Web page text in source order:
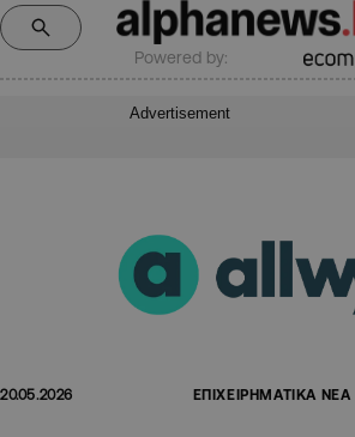
Powered by:
Advertisement
20.05.2026 ΕΠΙΧΕΙΡΗΜΑΤΙΚΑ ΝΕΑ